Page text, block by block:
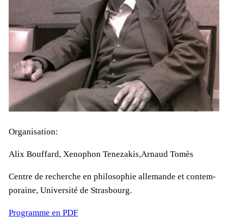
Or­ga­ni­sa­tion:
Alix Bouf­fard, Xe­no­phon Te­ne­za­kis,Ar­naud To­mès
Centre de re­cherche en phi­lo­so­phie al­le­mande et contem­
po­raine, Uni­ver­sité de Stras­bourg.
Pro­gramme en PDF